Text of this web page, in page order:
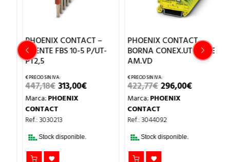
PHOENIX CONTACT –
PUENTE FBS 10-5 P/UT-
PT2,5
447,18€EL
PRECIO
ORIGINAL
ERA:
447,18€.
313,00€EL
PRECIO
Marca:PHOENIX
CONTACT
Ref.: 3030213
Stock disponible.
PHOENIX CONTACT –
BORNA CONEX.UT 2,5 PE
AM.VD
422,77€EL
PRECIO
ORIGINAL
ERA:
422,77€.
296,00€EL
PRECIO
Marca:PHOENIX
CONTACT
Ref.: 3044092
Stock disponible.